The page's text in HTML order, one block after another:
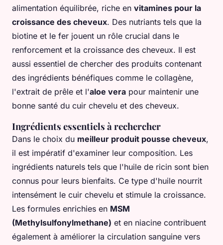
alimentation équilibrée, riche en vitamines pour la
croissance des cheveux. Des nutriants tels que la
biotine et le fer jouent un rôle crucial dans le
renforcement et la croissance des cheveux. Il est
aussi essentiel de chercher des produits contenant
des ingrédients bénéfiques comme le collagène,
l'extrait de prêle et l'aloe vera pour maintenir une
bonne santé du cuir chevelu et des cheveux.
Ingrédients essentiels à rechercher
Dans le choix du meilleur produit pousse cheveux,
il est impératif d'examiner leur composition. Les
ingrédients naturels tels que l'huile de ricin sont bien
connus pour leurs bienfaits. Ce type d'huile nourrit
intensément le cuir chevelu et stimule la croissance.
Les formules enrichies en MSM
(Methylsulfonylmethane) et en niacine contribuent
également à améliorer la circulation sanguine vers